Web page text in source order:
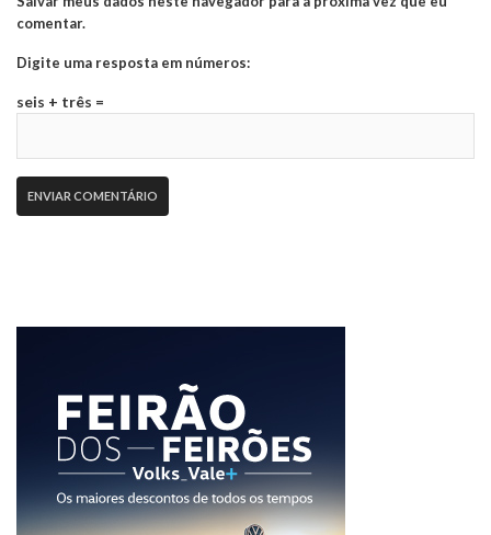
comentar.
Digite uma resposta em números:
seis + três =